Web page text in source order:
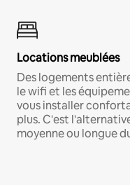
Locations meublées
Des logements
le wifi et les
vous installer
plus. C'est
moyenne ou longue